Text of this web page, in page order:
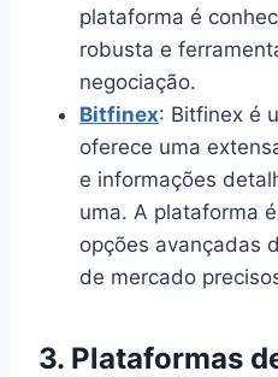
plataforma é
robusta e
negociação.
Bitfinex: Bitfinex é
oferece uma
e informações
uma. A plataforma
opções avançadas
de mercado
3. Plataformas